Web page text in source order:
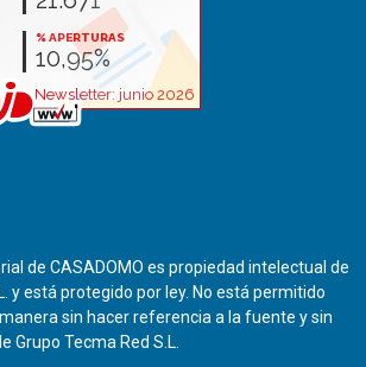
de CASADOMO es propiedad intelectual de
y está protegido por ley. No está permitido
sin hacer referencia a la fuente y sin
Grupo Tecma Red S.L.